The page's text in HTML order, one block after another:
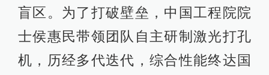
盲区。为了打破壁垒，中国工程院院
士侯惠民带领团队自主研制激光打孔
机，历经多代迭代，综合性能终达国